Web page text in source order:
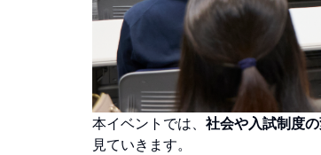
本イベントでは、 社会や入試制度
見ていきます。